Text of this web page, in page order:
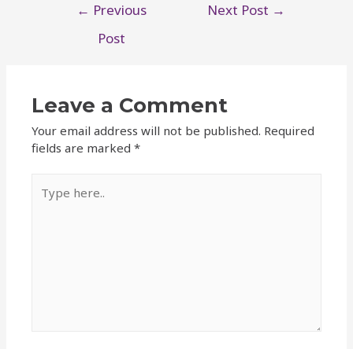
← Previous
Post
Next Post →
Leave a Comment
Your email address will not be published. Required
fields are marked*